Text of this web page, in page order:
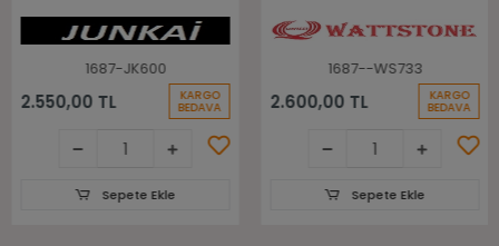
1687-JK600
2.550,00 TL KARGO
BEDAVA
Sepete Ekle
1687--WS733
2.600,00 TL KARGO
BEDAVA
Sepete Ekle